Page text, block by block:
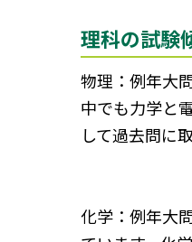
理科の試験
物理：例年大
中でも力学と
して過去問に
化学：例年大